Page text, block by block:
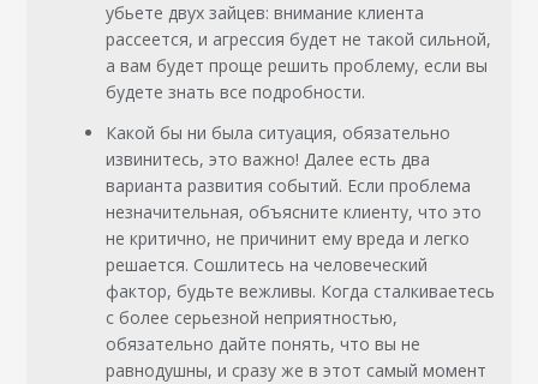
убьете двух зайцев: внимание клиента
рассеется, и агрессия будет не такой сильной,
а вам будет проще решить проблему, если вы
будете знать все подробности.
Какой бы ни была ситуация, обязательно
извинитесь, это важно! Далее есть два
варианта развития событий. Если проблема
незначительная, объясните клиенту, что это
не критично, не причинит ему вреда и легко
решается. Сошлитесь на человеческий
фактор, будьте вежливы. Когда сталкиваетесь
с более серьезной неприятностью,
обязательно дайте понять, что вы не
равнодушны, и сразу же в этот самый момент